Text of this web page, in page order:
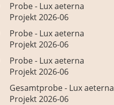
Probe - Lux aeterna
Projekt 2026-06
Probe - Lux aeterna
Projekt 2026-06
Probe - Lux aeterna
Projekt 2026-06
Gesamtprobe - Lux aeterna
Projekt 2026-06